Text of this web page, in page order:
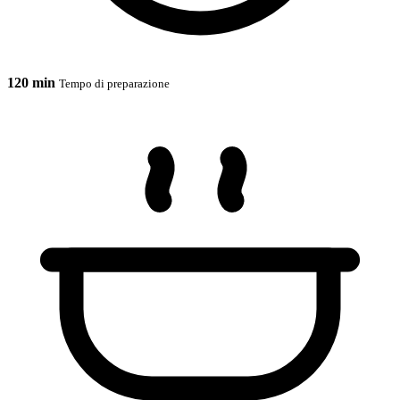
120 min Tempo di preparazione